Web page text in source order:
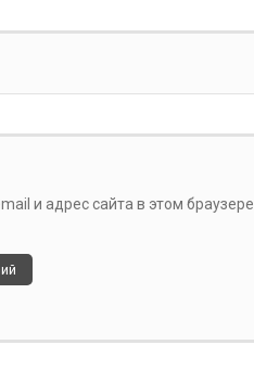
и адрес сайта в этом